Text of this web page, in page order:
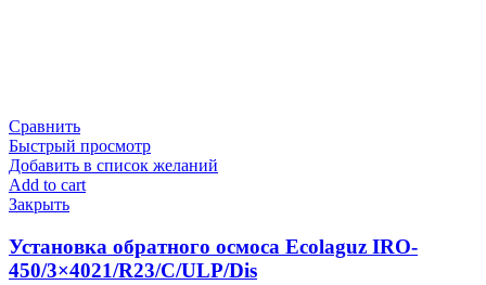
Сравнить
Быстрый просмотр
Добавить в список желаний
Add to cart
Закрыть
Установка обратного осмоса Ecolaguz IRO-
450/3×4021/R23/C/ULP/Dis